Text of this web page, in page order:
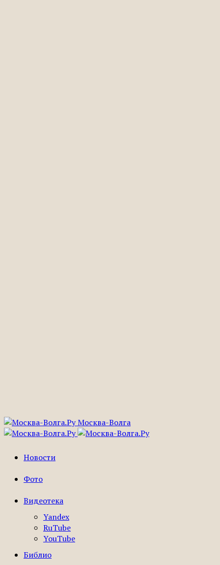
Москва-Волга
Новости
Фото
Видеотека
Yandex
RuTube
YouTube
Библио